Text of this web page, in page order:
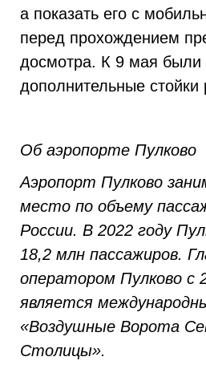
а показать его с
перед прохождением
досмотра. К 9 мая были
дополнительные стойки
Об аэропорте Пулково
Аэропорт Пулково
место по объему
России. В 2022 году
18,2 млн пассажиров.
оператором Пулково с
является
«Воздушные Ворота
Столицы».